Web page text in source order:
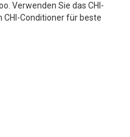
Verwenden Sie das CHI-
Conditioner für beste